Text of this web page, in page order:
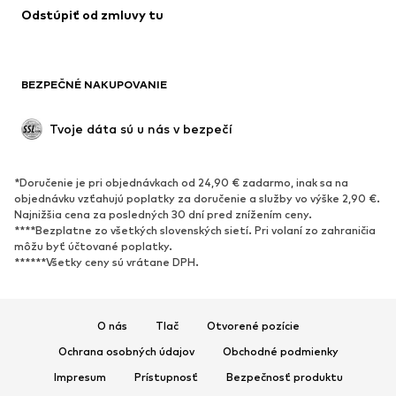
Odstúpiť od zmluvy tu
BEZPEČNÉ NAKUPOVANIE
Tvoje dáta sú u nás v bezpečí
*Doručenie je pri objednávkach od 24,90 € zadarmo, inak sa na
objednávku vzťahujú poplatky za doručenie a služby vo výške 2,90 €.
Najnižšia cena za posledných 30 dní pred znížením ceny.
****Bezplatne zo všetkých slovenských sietí. Pri volaní zo zahraničia
môžu byť účtované poplatky.
******Všetky ceny sú vrátane DPH.
O nás Tlač
Otvorené pozície
Ochrana osobných údajov
Obchodné podmienky
Impresum
Prístupnosť Bezpečnosť produktu